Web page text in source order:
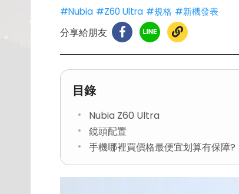
#Nubia #Z60 Ultra #規格 #新機發表
分享給朋友
目錄
Nubia Z60 Ultra
鏡頭配置
手機哪裡買價格最便宜划算有保障?